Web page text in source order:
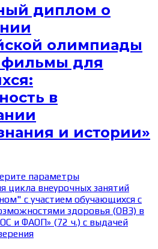
диплом о
олимпиады
фильмы для
в
и истории»
параметрыЭтот
товар
имеет
несколько
вариаций.